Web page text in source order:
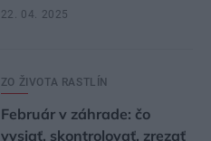
22. 04. 2025
ZO ŽIVOTA RASTLÍN
Február v záhrade: čo
vysiať, skontrolovať, zrezať